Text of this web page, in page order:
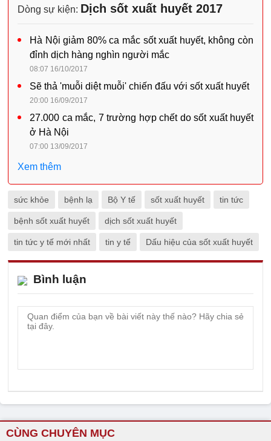
Dòng sự kiện: Dịch sốt xuất huyết 2017
Hà Nội giảm 80% ca mắc sốt xuất huyết, không còn
đỉnh dịch hàng nghìn người mắc
08:07 16/10/2017
Sẽ thả 'muỗi diệt muỗi' chiến đấu với sốt xuất huyết
20:00 16/09/2017
27.000 ca mắc, 7 trường hợp chết do sốt xuất huyết
ở Hà Nội
07:00 13/09/2017
Xem thêm
sức khỏe bệnh lạ Bộ Y tế sốt xuất huyết tin tức
bệnh sốt xuất huyết dịch sốt xuất huyết
tin tức y tế mới nhất tin y tế Dấu hiệu của sốt xuất huyết
Bình luận
CÙNG CHUYÊN MỤC